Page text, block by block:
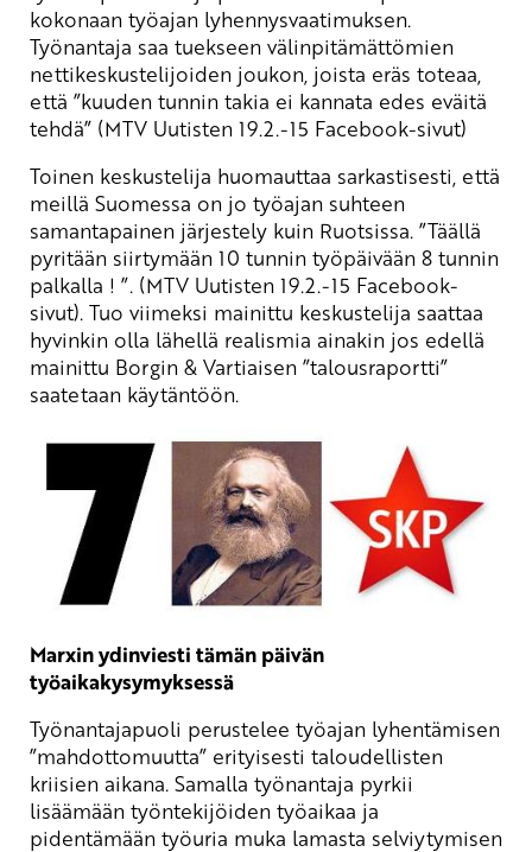
kokonaan työajan lyhennysvaatimuksen.
Työnantaja saa tuekseen välinpitämättömien
nettikeskustelijoiden joukon, joista eräs toteaa,
että ”kuuden tunnin takia ei kannata edes eväitä
tehdä” (MTV Uutisten 19.2.-15 Facebook-sivut)
Toinen keskustelija huomauttaa sarkastisesti, että
meillä Suomessa on jo työajan suhteen
samantapainen järjestely kuin Ruotsissa. ”Täällä
pyritään siirtymään 10 tunnin työpäivään 8 tunnin
palkalla ! ”. (MTV Uutisten 19.2.-15 Facebook-
sivut). Tuo viimeksi mainittu keskustelija saattaa
hyvinkin olla lähellä realismia ainakin jos edellä
mainittu Borgin & Vartiaisen ”talousraportti”
saatetaan käytäntöön.
Marxin ydinviesti tämän päivän
työaikakysymyksessä
Työnantajapuoli perustelee työajan lyhentämisen
”mahdottomuutta” erityisesti taloudellisten
kriisien aikana. Samalla työnantaja pyrkii
lisäämään työntekijöiden työaikaa ja
pidentämään työuria muka lamasta selviytymisen